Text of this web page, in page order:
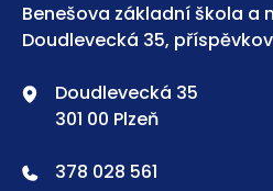
Benešova základní škola a
Doudlevecká 35,
Doudlevecká 35
301 00 Plzeň
378 028 561